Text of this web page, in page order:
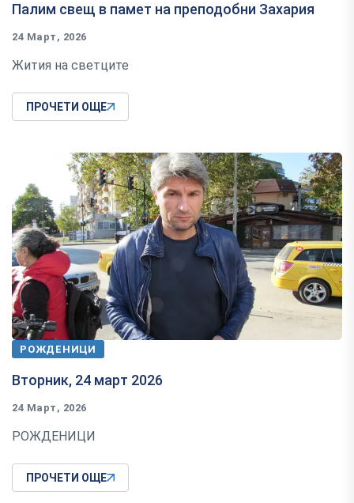
Палим свещ в памет на преподобни Захария
24 Март, 2026
Жития на светците
ПРОЧЕТИ ОЩЕ
РОЖДЕНИЦИ
Вторник, 24 март 2026
24 Март, 2026
РОЖДЕНИЦИ
ПРОЧЕТИ ОЩЕ